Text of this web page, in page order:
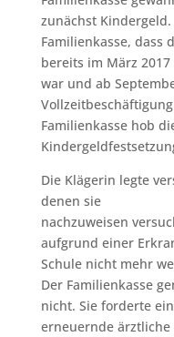
zunächst
Familienkasse, dass
bereits im März
war und ab
Familienkasse hob
Die Klägerin legte
denen sie
nachzuweisen
aufgrund einer
Schule nicht mehr
Der Familienkasse
nicht. Sie forderte
erneuernde ärztliche